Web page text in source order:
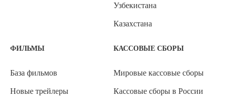
Узбекистана
Казахстана
ФИЛЬМЫ
База фильмов
Новые трейлеры
КАССОВЫЕ СБОРЫ
Мировые кассовые сборы
Кассовые сборы в России